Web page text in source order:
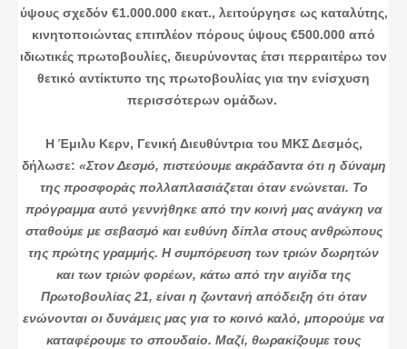
ύψους σχεδόν €1.000.000 εκατ., λειτούργησε ως καταλύτης,
κινητοποιώντας επιπλέον πόρους ύψους €500.000 από
ιδιωτικές πρωτοβουλίες, διευρύνοντας έτσι περραιτέρω τον
θετικό αντίκτυπο της πρωτοβουλίας για την ενίσχυση
περισσότερων ομάδων.
Η Έμιλυ Κερν, Γενική Διευθύντρια του ΜΚΣ Δεσμός,
δήλωσε: «Στον Δεσμό, πιστεύουμε ακράδαντα ότι η δύναμη
της προσφοράς πολλαπλασιάζεται όταν ενώνεται. Το
πρόγραμμα αυτό γεννήθηκε από την κοινή μας ανάγκη να
σταθούμε με σεβασμό και ευθύνη δίπλα στους ανθρώπους
της πρώτης γραμμής. Η συμπόρευση των τριών δωρητών
και των τριών φορέων, κάτω από την αιγίδα της
Πρωτοβουλίας 21, είναι η ζωντανή απόδειξη ότι όταν
ενώνονται οι δυνάμεις μας για το κοινό καλό, μπορούμε να
καταφέρουμε το σπουδαίο. Μαζί, θωρακίζουμε τους